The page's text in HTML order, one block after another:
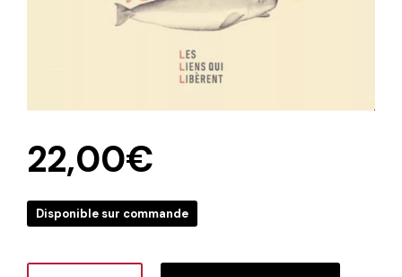
22,00€
Disponible sur commande